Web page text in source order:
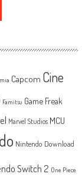
Capcom Cine
Famitsu Game Freak
Marvel Studios MCU
Nintendo Download
Switch 2 One Piece